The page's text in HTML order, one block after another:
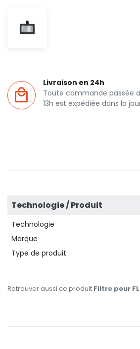
Livraison en 24h
Toute commande passée
13h est expédiée dans la
Technologie / Produit
Technologie
Marque
Type de produit
Retrouver aussi ce produit Filtre pour